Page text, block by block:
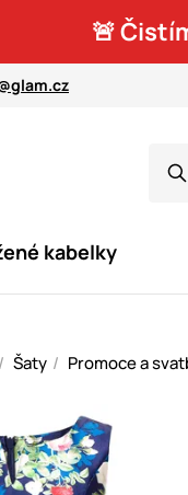
🚨
kabelky
Šaty Promoce a